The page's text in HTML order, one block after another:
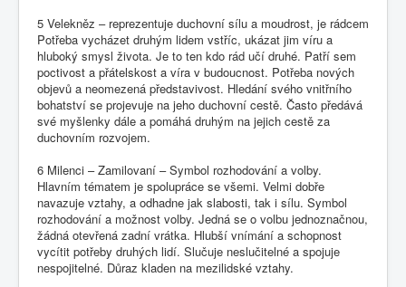
5 Velekněz – reprezentuje duchovní sílu a moudrost, je rádcem
Potřeba vycházet druhým lidem vstříc, ukázat jim víru a
hluboký smysl života. Je to ten kdo rád učí druhé. Patří sem
poctivost a přátelskost a víra v budoucnost. Potřeba nových
objevů a neomezená představivost. Hledání svého vnitřního
bohatství se projevuje na jeho duchovní cestě. Často předává
své myšlenky dále a pomáhá druhým na jejich cestě za
duchovním rozvojem.
6 Milenci – Zamilovaní – Symbol rozhodování a volby.
Hlavním tématem je spolupráce se všemi. Velmi dobře
navazuje vztahy, a odhadne jak slabosti, tak i sílu. Symbol
rozhodování a možnost volby. Jedná se o volbu jednoznačnou,
žádná otevřená zadní vrátka. Hlubší vnímání a schopnost
vycítit potřeby druhých lidí. Slučuje neslučitelné a spojuje
nespojitelné. Důraz kladen na mezilidské vztahy.